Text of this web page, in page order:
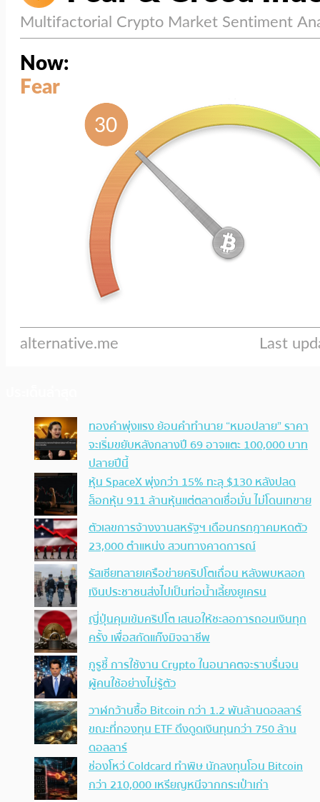
ทองคำพุ่งแรง ย้อนคำทำนาย “หมอปลาย” ราคา
จะเริ่มขยับหลังกลางปี 69 อาจแตะ 100,000 บาท
ปลายปีนี้
หุ้น SpaceX พุ่งกว่า 15% ทะลุ $130 หลังปลด
ล็อกหุ้น 911 ล้านหุ้นแต่ตลาดเชื่อมั่น ไม่โดนเทขาย
ตัวเลขการจ้างงานสหรัฐฯ เดือนกรกฎาคมหดตัว
23,000 ตำแหน่ง สวนทางคาดการณ์
รัสเซียทลายเครือข่ายคริปโตเถื่อน หลังพบหลอก
เงินประชาชนส่งไปเป็นท่อน้ำเลี้ยงยูเครน
ญี่ปุ่นคุมเข้มคริปโต เสนอให้ชะลอการถอนเงินทุก
ครั้ง เพื่อสกัดแก๊งมิจฉาชีพ
กูรูชี้ การใช้งาน Crypto ในอนาคตจะราบรื่นจน
ผู้คนใช้อย่างไม่รู้ตัว
วาฬกว้านซื้อ Bitcoin กว่า 1.2 พันล้านดอลลาร์
ขณะที่กองทุน ETF ดึงดูดเงินทุนกว่า 750 ล้าน
ดอลลาร์
ช่องโหว่ Coldcard ทำพิษ นักลงทุนโอน Bitcoin
กว่า 210,000 เหรียญหนีจากกระเป๋าเก่า